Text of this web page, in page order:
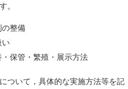
。
の整備
い
保管・繁殖・展示方法
ついて，具体的な実施方法等を記